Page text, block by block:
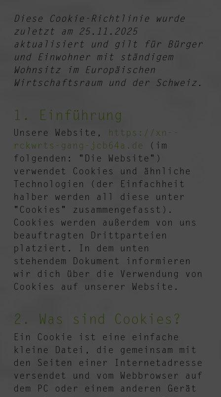
Diese Cookie-Richtlinie wurde
zuletzt am 25.11.2025
aktualisiert und gilt für Bürger
und Einwohner mit ständigem
Wohnsitz im Europäischen
Wirtschaftsraum und der Schweiz.
1. Einführung
Unsere Website,
https://xn--
rckwrts-gang-jcb64a.de (im
folgenden: "Die Website")
verwendet Cookies und ähnliche
Technologien (der Einfachheit
halber werden all diese unter
"Cookies" zusammengefasst).
Cookies werden außerdem von uns
beauftragten Drittparteien
platziert. In dem unten
stehendem Dokument informieren
wir dich über die Verwendung von
Cookies auf unserer Website.
2. Was sind Cookies?
Ein Cookie ist eine einfache
kleine Datei, die gemeinsam mit
den Seiten einer Internetadresse
versendet und vom Webbrowser auf
dem PC oder einem anderen Gerät